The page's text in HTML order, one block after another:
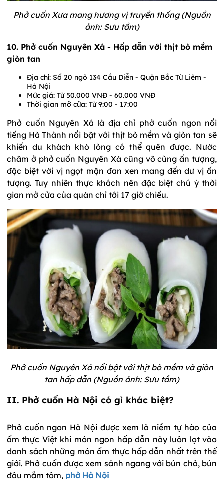
Phở cuốn Xưa mang hương vị truyền thống (Nguồn
ảnh: Sưu tầm)
10. Phở cuốn Nguyên Xá - Hấp dẫn với thịt bò mềm
giòn tan
Địa chỉ: Số 20 ngõ 134 Cầu Diễn - Quận Bắc Từ Liêm -
Hà Nội
Mức giá: Từ 50.000 VNĐ - 60.000 VNĐ
Thời gian mở cửa: Từ 9:00 - 17:00
Phở cuốn Nguyên Xá là địa chỉ phở cuốn ngon nổi
tiếng Hà Thành nổi bật với thịt bò mềm và giòn tan sẽ
khiến du khách khó lòng có thể quên được. Nước
châm ở phở cuốn Nguyên Xá cũng vô cùng ấn tượng,
đặc biệt với vị ngọt mặn đan xen mang đến dư vị ấn
tượng. Tuy nhiên thực khách nên đặc biệt chú ý thời
gian mở cửa của quán chỉ tới 17 giờ chiều.
Phở cuốn Nguyên Xá nổi bật với thịt bò mềm và giòn
tan hấp dẫn (Nguồn ảnh: Sưu tầm)
II. Phở cuốn Hà Nội có gì khác biệt?
Phở cuốn ngon Hà Nội được xem là niềm tự hào của
ẩm thực Việt khi món ngon hấp dẫn này luôn lọt vào
danh sách những món ẩm thực hấp dẫn nhất trên thế
giới. Phở cuốn được xem sánh ngang với bún chả, bún
đậu mắm tôm, phở Hà Nội